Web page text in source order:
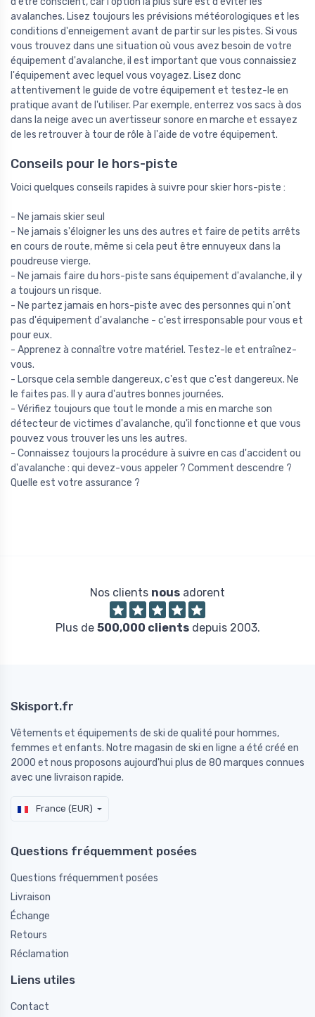
avalanches. Lisez toujours les prévisions météorologiques et les
conditions d'enneigement avant de partir sur les pistes. Si vous
vous trouvez dans une situation où vous avez besoin de votre
équipement d'avalanche, il est important que vous connaissiez
l'équipement avec lequel vous voyagez. Lisez donc
attentivement le guide de votre équipement et testez-le en
pratique avant de l'utiliser. Par exemple, enterrez vos sacs à dos
dans la neige avec un avertisseur sonore en marche et essayez
de les retrouver à tour de rôle à l'aide de votre équipement.
Conseils pour le hors-piste
Voici quelques conseils rapides à suivre pour skier hors-piste :
- Ne jamais skier seul
- Ne jamais s'éloigner les uns des autres et faire de petits arrêts
en cours de route, même si cela peut être ennuyeux dans la
poudreuse vierge.
- Ne jamais faire du hors-piste sans équipement d'avalanche, il y
a toujours un risque.
- Ne partez jamais en hors-piste avec des personnes qui n'ont
pas d'équipement d'avalanche - c'est irresponsable pour vous et
pour eux.
- Apprenez à connaître votre matériel. Testez-le et entraînez-
vous.
- Lorsque cela semble dangereux, c'est que c'est dangereux. Ne
le faites pas. Il y aura d'autres bonnes journées.
- Vérifiez toujours que tout le monde a mis en marche son
détecteur de victimes d'avalanche, qu'il fonctionne et que vous
pouvez vous trouver les uns les autres.
- Connaissez toujours la procédure à suivre en cas d'accident ou
d'avalanche : qui devez-vous appeler ? Comment descendre ?
Quelle est votre assurance ?
Nos clients nous adorent
Plus de 500,000 clientsdepuis 2003.
Skisport.fr
Vêtements et équipements de ski de qualité pour hommes,
femmes et enfants. Notre magasin de ski en ligne a été créé en
2000 et nous proposons aujourd'hui plus de 80 marques connues
avec une livraison rapide.
France (EUR)
Questions fréquemment posées
Questions fréquemment posées
Livraison
Échange
Retours
Réclamation
Liens utiles
Contact